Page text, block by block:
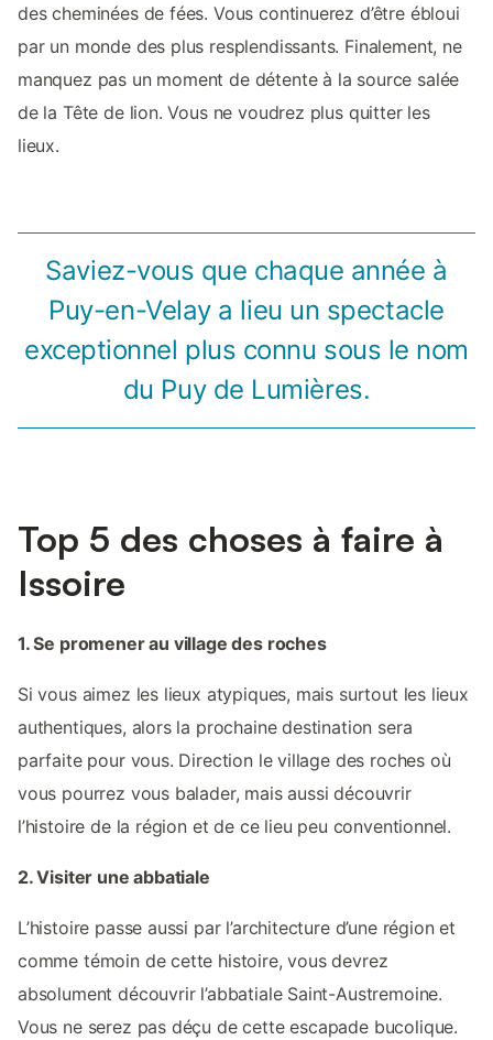
des cheminées de fées. Vous continuerez d’être ébloui
par un monde des plus resplendissants. Finalement, ne
manquez pas un moment de détente à la source salée
de la Tête de lion. Vous ne voudrez plus quitter les
lieux.
Saviez-vous que chaque année à
Puy-en-Velay a lieu un spectacle
exceptionnel plus connu sous le nom
du Puy de Lumières.
Top 5 des choses à faire à
Issoire
1. Se promener au village des roches
Si vous aimez les lieux atypiques, mais surtout les lieux
authentiques, alors la prochaine destination sera
parfaite pour vous. Direction le village des roches où
vous pourrez vous balader, mais aussi découvrir
l’histoire de la région et de ce lieu peu conventionnel.
2. Visiter une abbatiale
L’histoire passe aussi par l’architecture d’une région et
comme témoin de cette histoire, vous devrez
absolument découvrir l’abbatiale Saint-Austremoine.
Vous ne serez pas déçu de cette escapade bucolique.